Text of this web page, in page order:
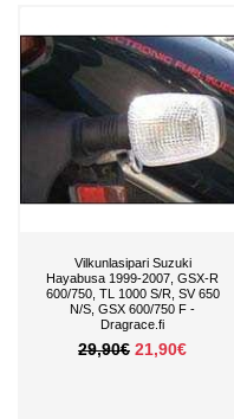
Vilkunlasipari Suzuki
Hayabusa 1999-2007, GSX-R
600/750, TL 1000 S/R, SV 650
N/S, GSX 600/750 F -
Dragrace.fi
29,90€ 21,90€